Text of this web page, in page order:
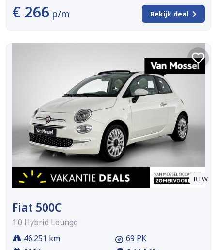
€ 266 p/m Bekijk deal
BTW
Fiat 500C
1.0 Hybrid Lounge
46.251 km
69 PK